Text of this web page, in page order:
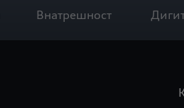
Внатрешност